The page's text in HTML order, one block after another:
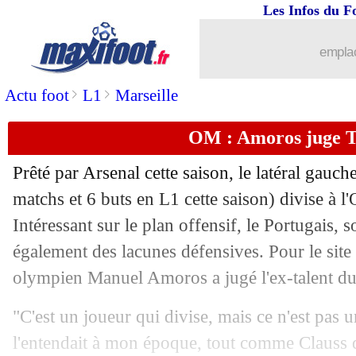
Actu foot> L1 > Marseille
Les Infos du
OM : Amoros juge
Prêté par Arsenal cette saison, le latéral
matchs et 6 buts en L1 cette saison) divise à
Intéressant sur le plan offensif, le Portugais,
également des lacunes défensives. Pour le
olympien Manuel Amoros a jugé l'ex-talent
"C'est un joueur qui divise, mais ce n'est pas
l'entendait à mon époque, tout comme Clauss
Belgique
26/03 Man City
26/03 Bayern: les fuites, Salihamidzic se
26/03 Espagne : Kepa a séduit De la Fuente
26/03 Brésil: Ancelotti, les vérités de la
26/03 Bayern : l'aveu de Salihamidzic sur
26/03 EdF: Mbappé croit en la nouvelle